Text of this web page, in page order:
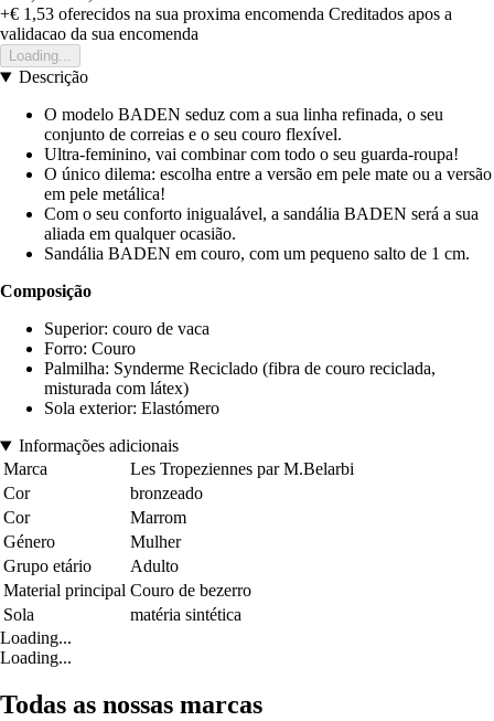
+€ 1,53 oferecidos na sua proxima encomenda Creditados apos a
validacao da sua encomenda
Loading...
Descrição
O modelo BADEN seduz com a sua linha refinada, o seu
conjunto de correias e o seu couro flexível.
Ultra-feminino, vai combinar com todo o seu guarda-roupa!
O único dilema: escolha entre a versão em pele mate ou a versão
em pele metálica!
Com o seu conforto inigualável, a sandália BADEN será a sua
aliada em qualquer ocasião.
Sandália BADEN em couro, com um pequeno salto de 1 cm.
Composição
Superior: couro de vaca
Forro: Couro
Palmilha: Synderme Reciclado (fibra de couro reciclada,
misturada com látex)
Sola exterior: Elastómero
Informações adicionais
Marca
Les Tropeziennes par M.Belarbi
Cor
bronzeado
Cor
Marrom
Género
Mulher
Grupo etário
Adulto
Material principal Couro de bezerro
Sola
matéria sintética
Loading...
Loading...
Todas as nossas marcas